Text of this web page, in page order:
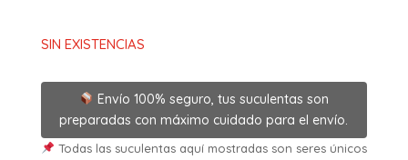
SIN EXISTENCIAS
Envío 100% seguro, tus suculentas son
preparadas con máximo cuidado para el envío.
Todas las suculentas aquí mostradas son seres únicos